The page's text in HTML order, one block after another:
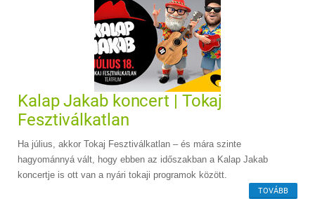
Kalap Jakab koncert | Tokaj
Fesztiválkatlan
Ha július, akkor Tokaj Fesztiválkatlan – és mára szinte
hagyománnyá vált, hogy ebben az időszakban a Kalap Jakab
koncertje is ott van a nyári tokaji programok között.
TOVÁBB